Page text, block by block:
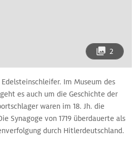
2
Im Museum des
es auch um die Geschichte der
waren im 18. Jh. die
Synagoge von 1719 überdauerte als
durch Hitlerdeutschland.